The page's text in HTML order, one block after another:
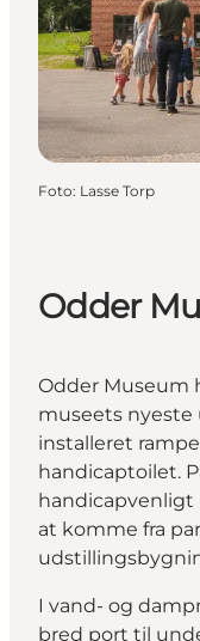
Foto: Lasse Torp
Odder
Odder Museum
museets
installeret
handicaptoilet.
handicapvenligt
at komme fra
I vand- og
bred port til